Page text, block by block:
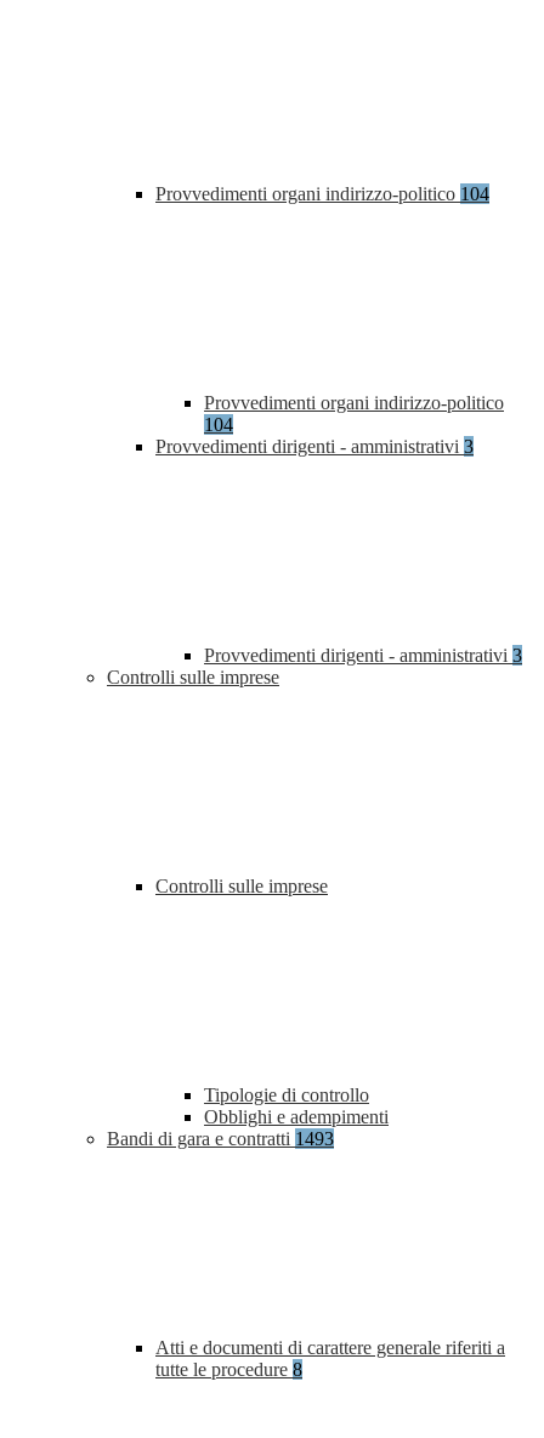
Provvedimenti organi indirizzo-politico 104
Provvedimenti organi indirizzo-politico
104
Provvedimenti dirigenti - amministrativi 3
Provvedimenti dirigenti - amministrativi 3
Controlli sulle imprese
Controlli sulle imprese
Tipologie di controllo
Obblighi e adempimenti
Bandi di gara e contratti 1493
Atti e documenti di carattere generale riferiti a
tutte le procedure 8